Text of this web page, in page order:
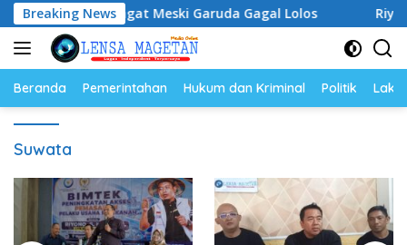
Langsung
ke
konten
Breaking News
Semangat Meski Garuda Gagal Lolos Riyono
Beranda Pemerintahan Hukum dan Kriminal Politik
Suwata